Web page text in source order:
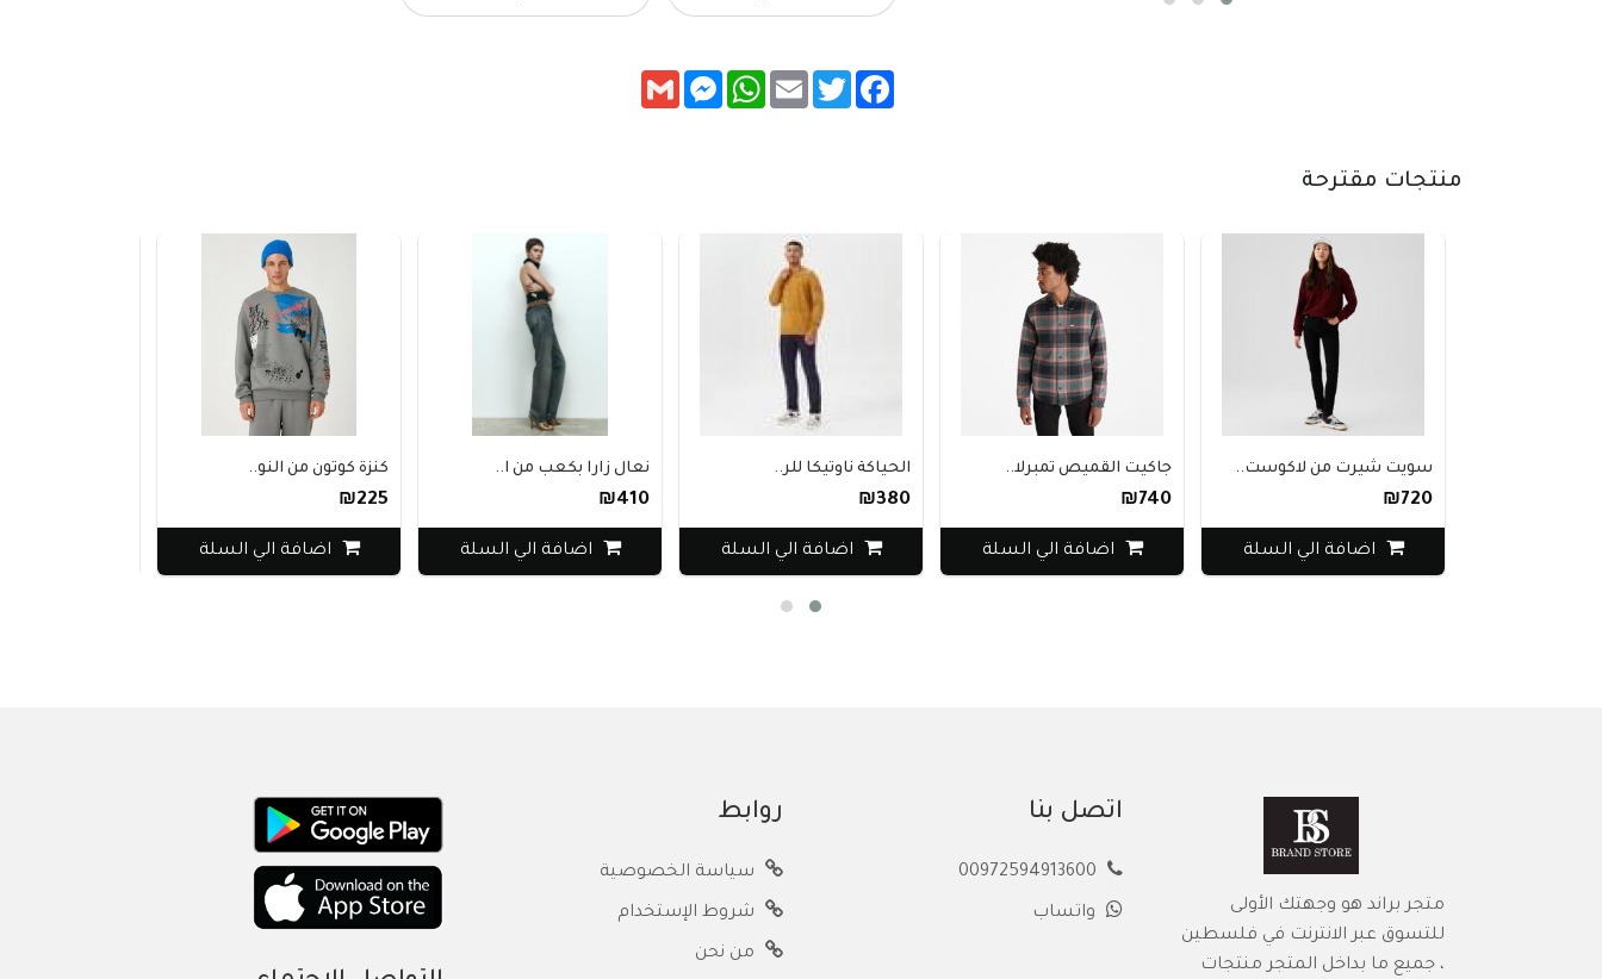
Facebook
Twitter
Email
WhatsApp
Messenger
Gmail
منتجات مقترحة
سويت شيرت من لاكوست..
₪720
اضافة الي السلة
جاكيت القميص تمبرلا..
₪740
اضافة الي السلة
الحياكة ناوتيكا للر..
₪380
اضافة الي السلة
نعال زارا بكعب من ا..
₪410
اضافة الي السلة
كنزة كوتون من النو..
₪225
اضافة الي السلة
متجر براند هو وجهتك الأولى
للتسوق عبر الانترنت في فلسطين
، جميع ما بداخل المتجر منتجات
اتصل بنا
واتساب
روابط
سياسة الخصوصية
شروط الإستخدام
من نحن